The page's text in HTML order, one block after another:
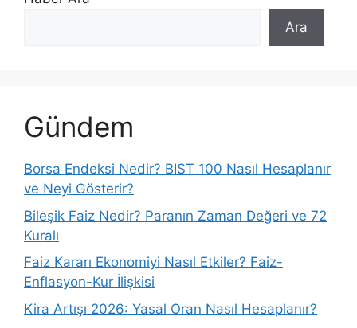
Ara
Gündem
Borsa Endeksi Nedir? BIST 100 Nasıl Hesaplanır
ve Neyi Gösterir?
Bileşik Faiz Nedir? Paranın Zaman Değeri ve 72
Kuralı
Faiz Kararı Ekonomiyi Nasıl Etkiler? Faiz-
Enflasyon-Kur İlişkisi
Kira Artışı 2026: Yasal Oran Nasıl Hesaplanır?